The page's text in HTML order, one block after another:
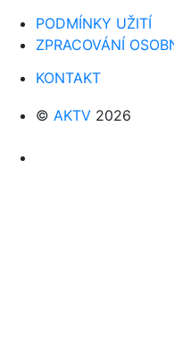
PODMÍNKY UŽITÍ
ZPRACOVÁNÍ
KONTAKT
© AKTV 2026